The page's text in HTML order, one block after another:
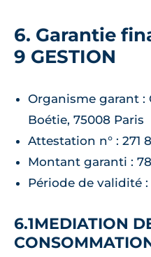
6. Garantie
9 GESTION
Organisme garant :
Boétie, 75008 Paris
Attestation n° : 271
Montant garanti :
Période de validité :
6.1MEDIATION